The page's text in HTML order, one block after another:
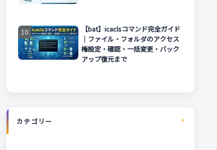
【bat】icaclsコマンド完全ガイド
｜ファイル・フォルダのアクセス
権設定・確認・一括変更・バック
アップ復元まで
カテゴリー